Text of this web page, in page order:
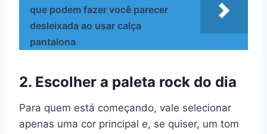
que podem fazer você parecer
desleixada ao usar calça
pantalona
2. Escolher a paleta rock do dia
Para quem está começando, vale selecionar
apenas uma cor principal e, se quiser, um tom